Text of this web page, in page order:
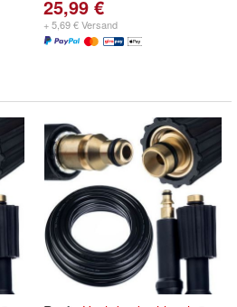
25,99 €
+ 5,69 € Versand